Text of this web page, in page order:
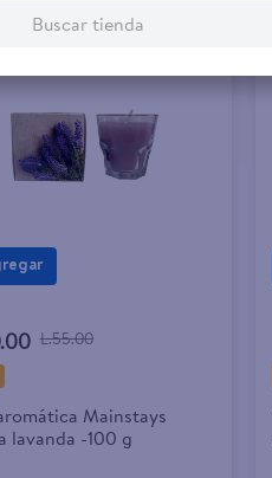
L.55.00
Mainstays
lavanda -100 g
Buscar tienda